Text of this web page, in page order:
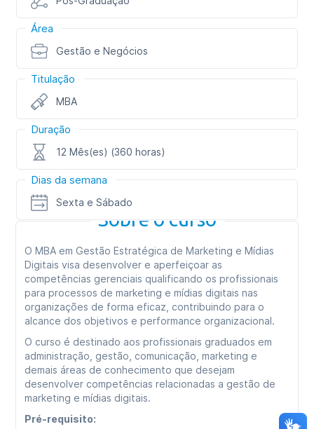
Área
Gestão e Negócios
Titulação
MBA
Duração
12 Mês(es) (360 horas)
Dias da semana
Sexta e Sábado
Sobre o curso
O MBA em Gestão Estratégica de Marketing e Mídias
Digitais visa desenvolver e aperfeiçoar as
competências gerenciais qualificando os profissionais
para processos de marketing e mídias digitais nas
organizações de forma eficaz, contribuindo para o
alcance dos objetivos e performance organizacional.
O curso é destinado aos profissionais graduados em
administração, gestão, comunicação, marketing e
demais áreas de conhecimento que desejam
desenvolver competências relacionadas a gestão de
marketing e mídias digitais.
Pré-requisito: